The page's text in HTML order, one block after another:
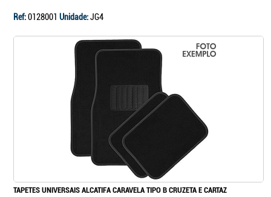
Ref:0128001 Unidade:JG4
TAPETES UNIVERSAIS ALCATIFA CARAVELA TIPO B CRUZETA E CARTAZ